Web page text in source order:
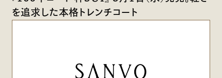
を追求した本格トレンチコート